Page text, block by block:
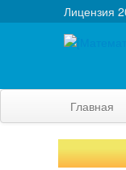
Лицензия
Главная